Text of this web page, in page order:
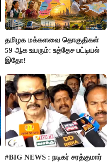
தமிழக மக்களவை தொகுதிகள்
59 ஆக உயரும்: உத்தேச பட்டியல்
இதோ!
#BIG NEWS : நடிகர் சரத்குமார்